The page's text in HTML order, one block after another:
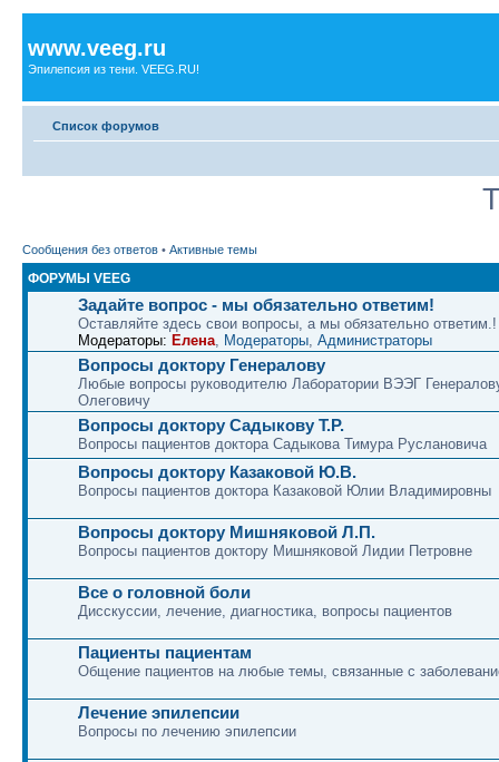
www.veeg.ru
Эпилепсия из тени. VEEG.RU!
Список форумов
Сообщения без ответов • Активные темы
ФОРУМЫ VEEG
Задайте вопрос - мы обязательно ответим!
Оставляйте здесь свои вопросы, а мы обязательно ответим.!
Модераторы: Елена, Модераторы, Администраторы
Вопросы доктору Генералову
Любые вопросы руководителю Лаборатории ВЭЭГ
Олеговичу
Вопросы доктору Садыкову Т.Р.
Вопросы пациентов доктора Садыкова Тимура Руслановича
Вопросы доктору Казаковой Ю.В.
Вопросы пациентов доктора Казаковой Юлии Владимировны
Вопросы доктору Мишняковой Л.П.
Вопросы пациентов доктору Мишняковой Лидии Петровне
Все о головной боли
Дисскуссии, лечение, диагностика, вопросы пациентов
Пациенты пациентам
Общение пациентов на любые темы, связанные с
Лечение эпилепсии
Вопросы по лечению эпилепсии